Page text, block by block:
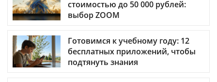
стоимостью до 50 000 рублей:
выбор ZOOM
Готовимся к учебному году: 12
бесплатных приложений, чтобы
подтянуть знания